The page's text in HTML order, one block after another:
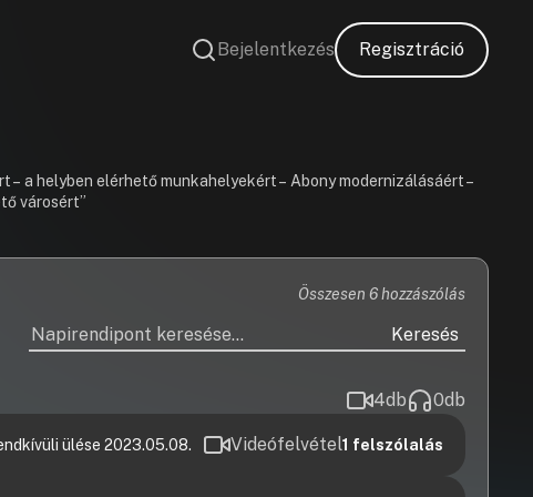
Bejelentkezés Regisztráció
a helyben elérhető munkahelyekért – Abony modernizálásáért –
városért”
Összesen 6 hozzászólás
Keresés
4db 0db
ülése 2023.05.08. Videófelvétel1 felszólalás